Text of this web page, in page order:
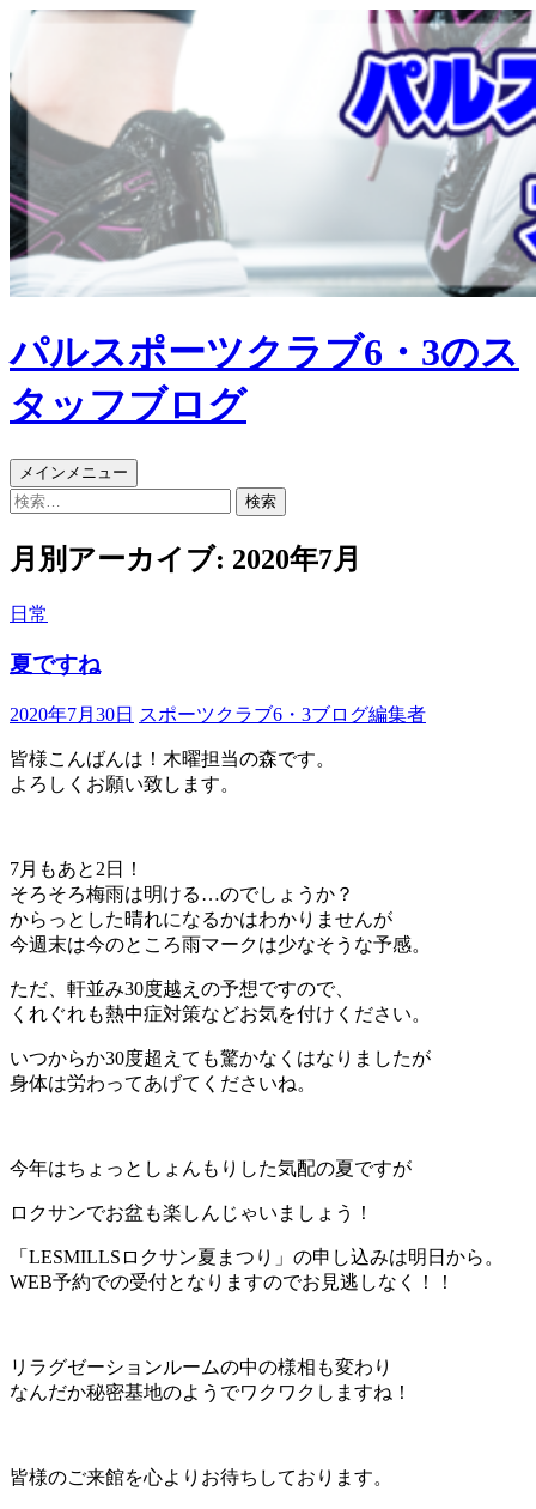
パルスポーツクラブ6・3のス
タッフブログ
検
索
メインメニュー コ
ン
テ
ン
ツ
検
月別アーカイブ: 2020年7月
日常
夏ですね
2020年7月30日 スポーツクラブ6・3ブログ編集者
皆様こんばんは！木曜担当の森です。
よろしくお願い致します。
7月もあと2日！
そろそろ梅雨は明ける…のでしょうか？
からっとした晴れになるかはわかりませんが
今週末は今のところ雨マークは少なそうな予感。
ただ、軒並み30度越えの予想ですので、
くれぐれも熱中症対策などお気を付けください。
いつからか30度超えても驚かなくはなりましたが
身体は労わってあげてくださいね。
今年はちょっとしょんもりした気配の夏ですが
ロクサンでお盆も楽しんじゃいましょう！
「LESMILLSロクサン夏まつり」の申し込みは明日から。
WEB予約での受付となりますのでお見逃しなく！！
リラグゼーションルームの中の様相も変わり
なんだか秘密基地のようでワクワクしますね！
皆様のご来館を心よりお待ちしております。